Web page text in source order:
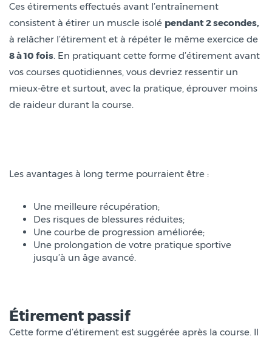
Ces étirements effectués avant l’entraînement
consistent à étirer un muscle isolé pendant 2 secondes,
à relâcher l’étirement et à répéter le même exercice de
8 à 10 fois. En pratiquant cette forme d’étirement avant
vos courses quotidiennes, vous devriez ressentir un
mieux-être et surtout, avec la pratique, éprouver moins
de raideur durant la course.
Les avantages à long terme pourraient être :
Une meilleure récupération;
Des risques de blessures réduites;
Une courbe de progression améliorée;
Une prolongation de votre pratique sportive
jusqu’à un âge avancé.
Étirement passif
Cette forme d’étirement est suggérée après la course. Il